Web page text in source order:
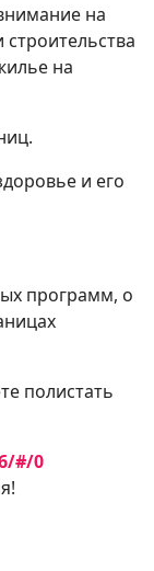
на
на
и его
программ, о
полистать
#/0